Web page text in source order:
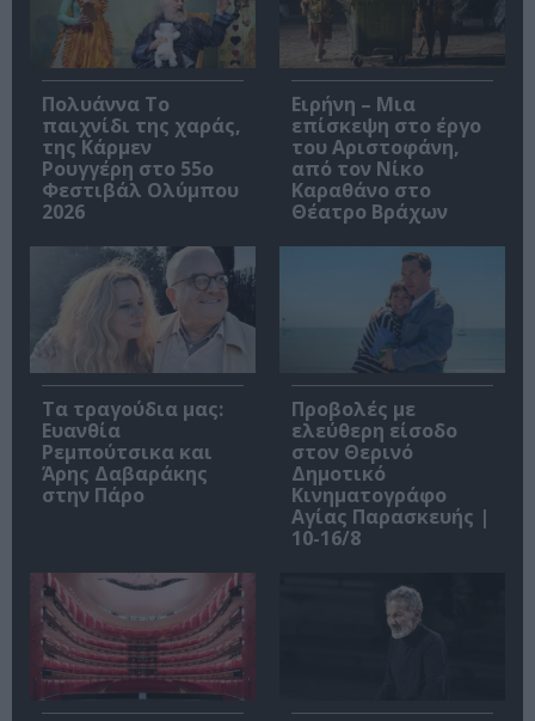
Πολυάννα Το
παιχνίδι της χαράς,
της Κάρμεν
Ρουγγέρη στο 55ο
Φεστιβάλ Ολύμπου
2026
Ειρήνη – Μια
επίσκεψη στο έργο
του Αριστοφάνη,
από τον Νίκο
Καραθάνο στο
Θέατρο Βράχων
Τα τραγούδια μας:
Ευανθία
Ρεμπούτσικα και
Άρης Δαβαράκης
στην Πάρο
Προβολές με
ελεύθερη είσοδο
στον Θερινό
Δημοτικό
Κινηματογράφο
Αγίας Παρασκευής |
10-16/8